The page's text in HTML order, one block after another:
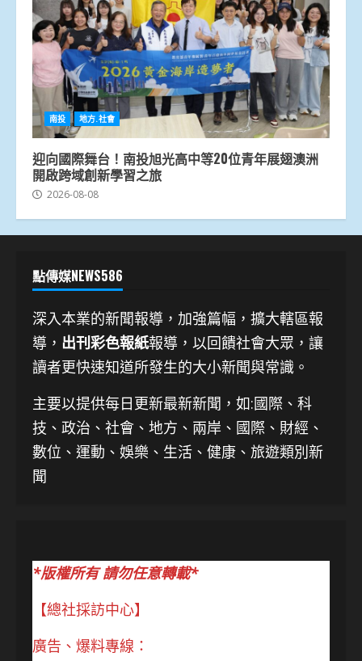
南投 地方.社會
迎向國際舞台！南投旭光高中等20位青年展翅澳洲
開啟跨域創新學習之旅
2026-08-08
點傳媒NEWS586
深入本業的新聞報導，加強篇幅，擴大轄區報
導， 出刊彩色報紙報導，以回饋社會大眾，讓
讀者更快速知道所發生的大小新聞與常識。
主要以提供每日更新最新新聞 ，如:國際、科
技、 政治、社會、地方、兩岸、國際、財經、
數位、運動、娛樂、生活、健康、旅遊類別新
聞
*版權所有 請勿任意轉載*
【總社採訪中心】
廣告、爆料專線：